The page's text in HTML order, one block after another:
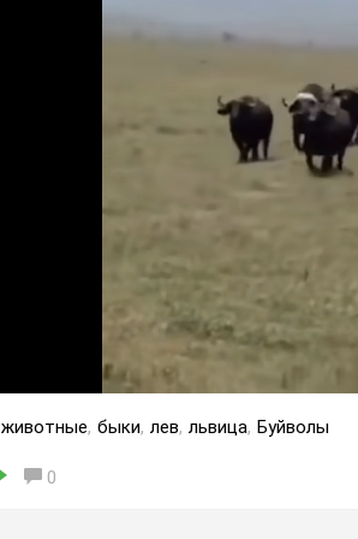
животные, быки, лев, львица, Буйволы
0